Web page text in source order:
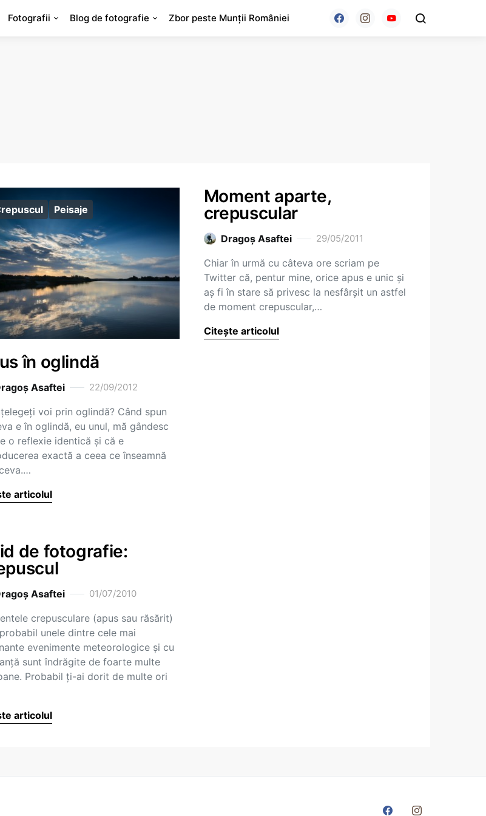
Fotografii Blog de fotografie Zbor peste Munții României
Peisaje
în oglindă
Asaftei 22/09/2012
voi prin oglindă? Când spun
e în oglindă, eu unul, mă gândesc
o reflexie identică și că e
exactă a ceea ce înseamnă
articolul
Moment aparte,
crepuscular
Dragoş Asaftei 29/05/2011
Chiar în urmă cu câteva ore scriam pe
Twitter că, pentur mine, orice apus e unic și
aș fi în stare să privesc la nesfârșit un astfel
de moment crepuscular,…
Citește articolul
de fotografie:
Asaftei 01/07/2010
crepusculare (apus sau răsărit)
unele dintre cele mai
evenimente meteorologice şi cu
sunt îndrăgite de foarte multe
Probabil ţi-ai dorit de multe ori
articolul